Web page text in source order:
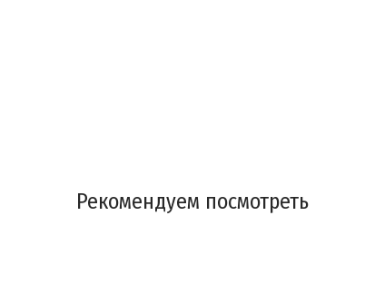
Рекомендуем посмотреть